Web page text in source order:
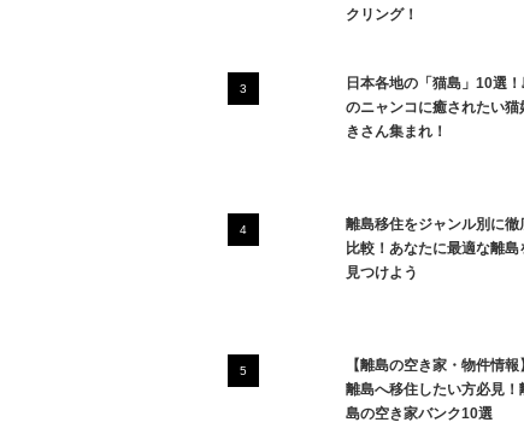
クリング！
日本各地の「猫島」10選
のニャンコに癒されたい猫
きさん集まれ！
離島移住をジャンル別に徹
比較！あなたに最適な離島
見つけよう
【離島の空き家・物件情報
離島へ移住したい方必見！
島の空き家バンク10選